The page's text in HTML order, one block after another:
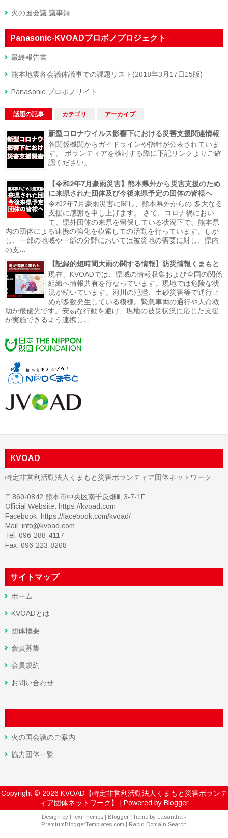
火の国会議 議事録
Panasonic-KVOADプロボノプロジェクト
最終報告書
熊本地震各会議体議事での課題リスト(2018年3月17日15版)
Panasonic プロボノサイト
話題の記事 カテゴリ アーカイブ
新型コロナウイルス影響下における災害支援関連情報
各関係機関からガイドラインや指針が公表されていま
す。 ボランティアを検討する際に下記リンクよりご確
認ください。
【令和2年7月豪雨災害】熊本県外から災害支援のため
に来県された団体及び今後来県予定の団体の皆様へ
令和2年7月豪雨災害に関し、熊本県外からの 多大なる
支援に感謝を申し上げます。 さて、コロナ禍におい
て、県外団体の来県を留保している状況下で、熊本県
内の団体による連携の強化を模索しての活動を行っています。しか
し、一部の地域や一部の分野においては被災地の需要に対し、県内
の支...
【記録的短時間大雨の関する情報】防災情報くまもと
現在、KVOADでは、県域の情報収集および全国の関係
組織へ情報共有を行なっています。現地では危険な状
況が続いています。河川の氾濫、土砂災害等で通行止
めが多数発生している模様。緊急車両の通行や人命救
助が最優先です。安易な行動を避け、現地の被災状況に応じた支援
が実施できるよう連携し...
KVOAD
特定非営利活動法人くまもと災害ボランティア団体ネットワーク
〒860-0842 熊本市中央区南千反畑町3-7-1F
Official Website: https://kvoad.com
Facebook: https://facebook.com/kvoad/
Mail: info@kvoad.com
Tel: 096-288-4117
Fax: 096-223-8208
サイトマップ
ホーム
KVOADとは
団体概要
会員募集
会員規約
お問い合わせ
火の国会議のご案内
協力団体一覧
Copyright © 2026 KVOAD【特定非営利活動法人くまもと災害ボランテ
ィア団体ネットワーク】
| Powered by Blogger
Design by FlexiThemes | Blogger Theme by Lasantha -
PremiumBloggerTemplates.com
Rapid Domain Search